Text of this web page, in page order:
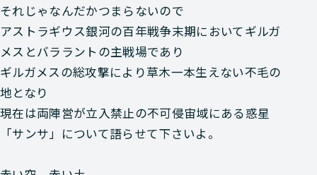
それじゃなんだかつまらないので
アストラギウス銀河の百年戦争末期においてギルガ
メスとバララントの主戦場であり
ギルガメスの総攻撃により草木一本生えない不毛の
地となり
現在は両陣営が立入禁止の不可侵宙域にある惑星
「サンサ」 について語らせて下さいよ。